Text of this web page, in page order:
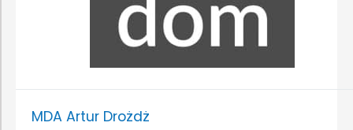
MDA Artur Drożdż